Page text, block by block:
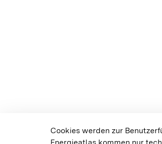
Cookies werden zur